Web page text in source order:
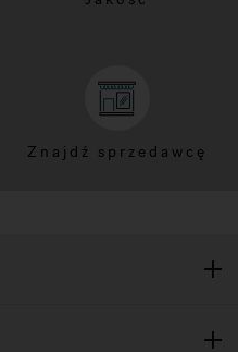
Znajdź sprzedawcę